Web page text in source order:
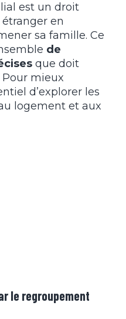
est un droit
en
sa famille. Ce
de
que doit
mieux
d’explorer les
logement et aux
le regroupement